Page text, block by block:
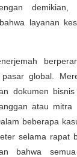
demikian,
layanan
global.
dokumen
atau mitra
beberapa
selama rapat
bahwa